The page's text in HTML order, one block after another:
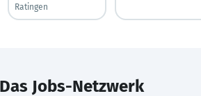
Ratingen
Jobs-Netzwerk